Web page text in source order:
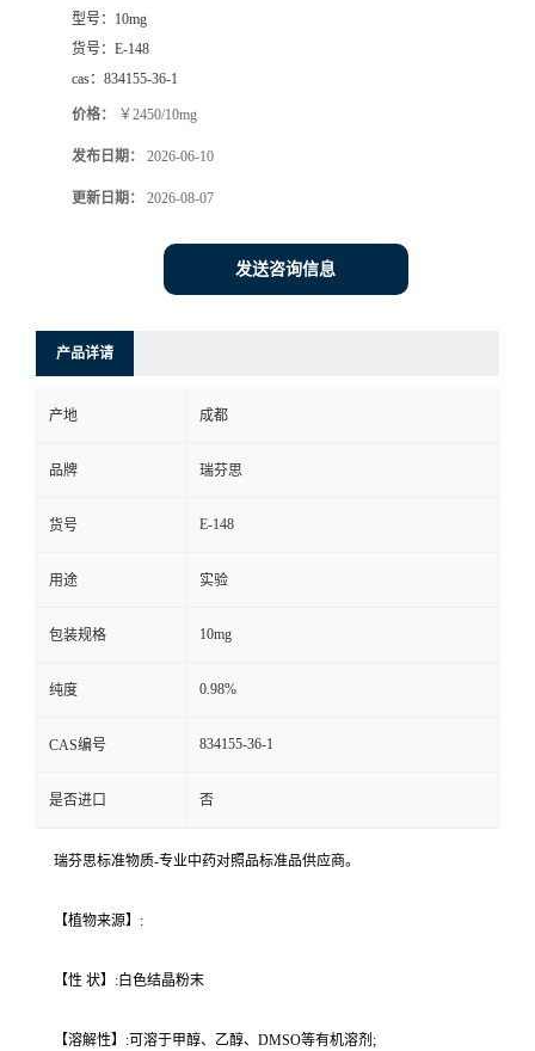
式
型号： 10mg
货号： E-148
cas： 834155-36-1
价格： ￥2450/10mg
发布日期： 2026-06-10
更新日期： 2026-08-07
发送咨询信息
产品详请
产地 成都
品牌 瑞芬思
货号 E-148
用途 实验
包装规格 10mg
纯度 0.98%
CAS编号 834155-36-1
是否进口 否
瑞芬思标准物质-专业中药对照品标准品供应商。
【植物来源】:
【性 状】:白色结晶粉末
【溶解性】:可溶于甲醇、乙醇、DMSO等有机溶剂;